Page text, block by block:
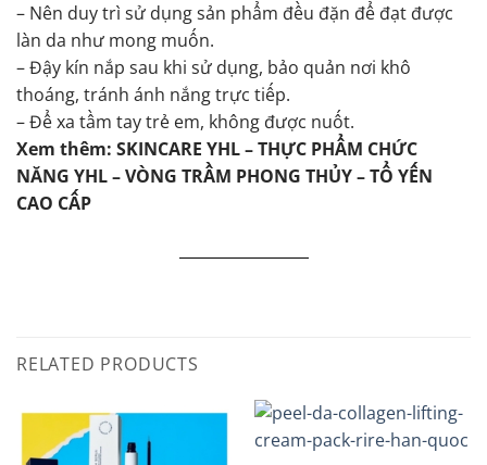
– Nên duy trì sử dụng sản phẩm đều đặn để đạt được
làn da như mong muốn.
– Đậy kín nắp sau khi sử dụng, bảo quản nơi khô
thoáng, tránh ánh nắng trực tiếp.
– Để xa tầm tay trẻ em, không được nuốt.
Xem thêm: SKINCARE YHL–THỰC PHẨM CHỨC
NĂNG YHL–VÒNG TRẦM PHONG THỦY–TỔ YẾN
CAO CẤP
RELATED PRODUCTS